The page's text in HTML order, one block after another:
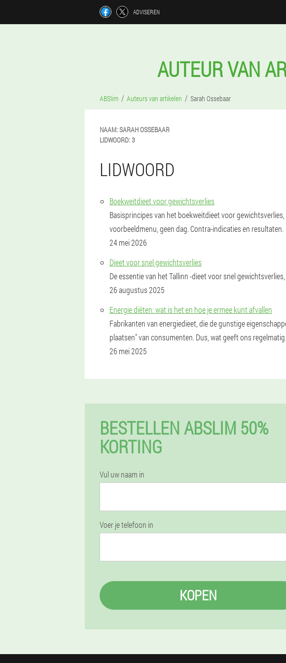
ADVISEREN
AUTEUR VAN
ABSlim Auteurs van artikelen Sarah Ossebaar
NAAM:SARAHOSSEBAAR
LIDWOORD:3
LIDWOORD
Boekweitdieet voor gewichtsverlies
Basisprincipes van het boekweitdieet voor
voorbeeldmenu, geen dag. Contra-indicaties en resultaten.
24 mei 2026
Dieet voor snel gewichtsverlies
De essentie van het Tallinn -dieet voor snel
26 augustus 2025
Energie diëten: wat is het en hoe je ermee kunt afvallen
Fabrikanten van energiedieet, die de gunstige
plaatsen" van consumenten. Dus, wat geeft ons
26 mei 2025
BESTELLEN ABSLIM 50%
KORTING
Vul uw naam in
Voer je telefoon in
KOPEN